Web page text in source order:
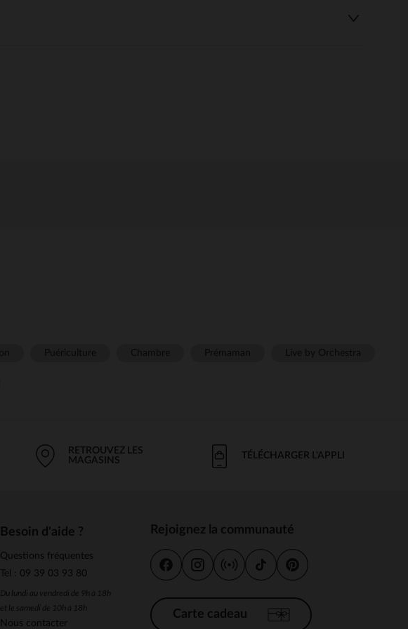
RETROUVEZ LES
MAGASINS
TÉLÉCHARGER L'APPLI
Besoin d'aide ?
Questions fréquentes
Tel : 09 39 03 93 80
Du lundi au vendredi de 9h à 18h
et le samedi de 10h à 18h
Nous contacter
Rejoignez la communauté
Carte cadeau